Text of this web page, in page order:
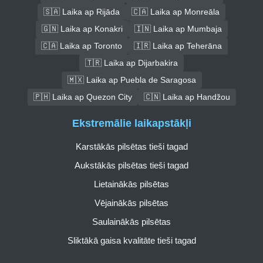
🇸🇦 Laika ap Rijāda
🇨🇦 Laika ap Monreāla
🇬🇳 Laika ap Konakri
🇮🇳 Laika ap Mumbaja
🇨🇦 Laika ap Toronto
🇮🇷 Laika ap Teherāna
🇹🇷 Laika ap Dijarbakira
🇲🇽 Laika ap Puebla de Saragosa
🇵🇭 Laika ap Quezon City
🇨🇳 Laika ap Handžou
Ekstremālie laikapstākļi
Karstākās pilsētas tieši tagad
Aukstākās pilsētas tieši tagad
Lietainākās pilsētas
Vējainākās pilsētas
Saulainākās pilsētas
Sliktākā gaisa kvalitāte tieši tagad